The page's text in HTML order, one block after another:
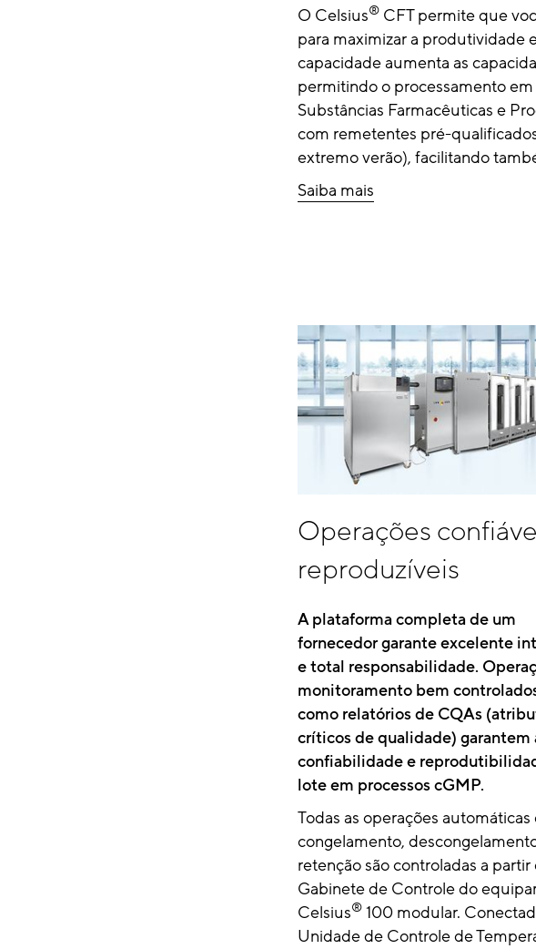
O Celsius® CFT permite que
para maximizar a produtividade
capacidade aumenta as
permitindo o processamento
Substâncias Farmacêuticas e
com remetentes pré-
extremo verão), facilitando
Saiba mais
Operações
reproduzíveis
A plataforma completa de um
fornecedor garante excelente
e total responsabilidade.
monitoramento bem
como relatórios de CQAs
críticos de qualidade) garantem
confiabilidade e
lote em processos cGMP.
Todas as operações automáticas
congelamento,
retenção são controladas a partir
Gabinete de Controle do
Celsius® 100 modular.
Unidade de Controle de